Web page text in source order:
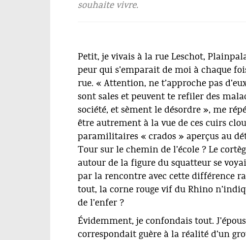
souhaite vivre.
Petit, je vivais à la rue Leschot,
peur qui s’emparait de moi à chaque
rue. « Attention, ne t’approche pas
sont sales et peuvent te refiler des
société, et sèment le désordre », me
être autrement à la vue de ces cuirs
paramilitaires « crados » aperçus au
Tour sur le chemin de l’école ? Le
autour de la figure du squatteur se
par la rencontre avec cette différence
tout, la corne rouge vif du Rhino
de l’enfer ?
Évidemment, je confondais tout.
correspondait guère à la réalité d’un